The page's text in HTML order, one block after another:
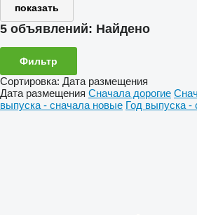
показать
5 объявлений: Найдено
Фильтр
Сортировка: Дата размещения
Дата размещения Сначала дорогие
выпуска - сначала новые Год выпуска -